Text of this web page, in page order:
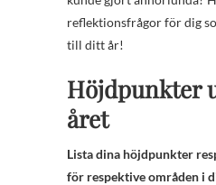
reflektionsfrågor för dig
till ditt år!
Höjdpunkter
året
Lista dina höjdpunkter
för respektive områden i